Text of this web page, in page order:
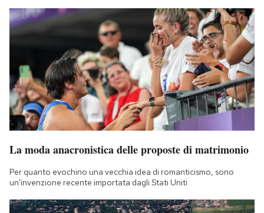
La moda anacronistica delle proposte di matrimonio
Per quanto evochino una vecchia idea di romanticismo, sono
un'invenzione recente importata dagli Stati Uniti